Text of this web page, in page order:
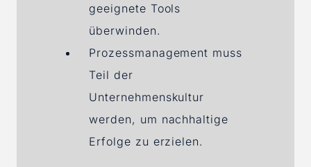
geeignete Tools
überwinden.
Prozessmanagement muss
Teil der
Unternehmenskultur
werden, um nachhaltige
Erfolge zu erzielen.